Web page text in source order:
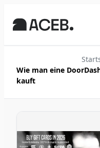
Wie man eine
kauft